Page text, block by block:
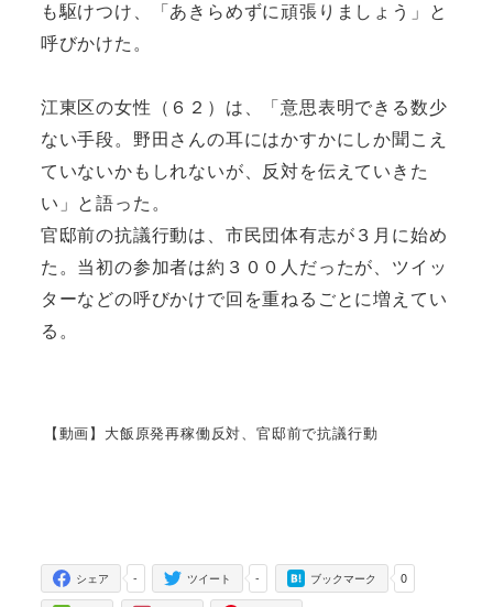
も駆けつけ、「あきらめずに頑張りましょう」と
呼びかけた。
江東区の女性（６２）は、「意思表明できる数少
ない手段。野田さんの耳にはかすかにしか聞こえ
ていないかもしれないが、反対を伝えていきた
い」と語った。
官邸前の抗議行動は、市民団体有志が３月に始め
た。当初の参加者は約３００人だったが、ツイッ
ターなどの呼びかけで回を重ねるごとに増えてい
る。
【動画】大飯原発再稼働反対、官邸前で抗議行動
-
シェア -
ツイート 0
ブックマーク